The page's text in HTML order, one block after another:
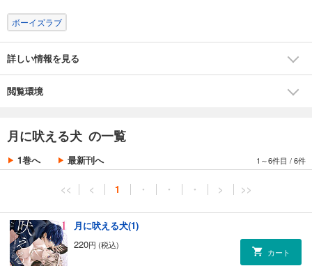
危うさをはらみつつも平和に過ごしていた2人だったが、ある日、律が晃
のとある秘密を目撃してしまい――？
ボーイズラブ
詳しい情報を見る
閲覧環境
月に吠える犬 の一覧
1巻へ 最新刊へ 1～6件目 /6件
<< < 1 ・ ・ ・ > >>
月に吠える犬(1)
220円 (税込)
カート